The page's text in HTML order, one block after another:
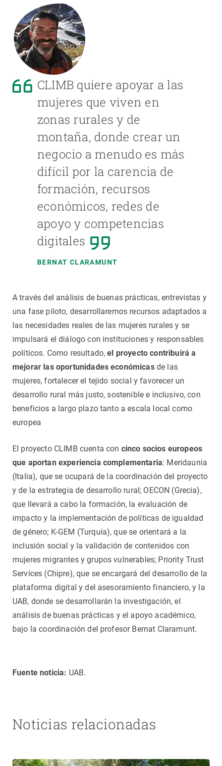
CLIMB quiere apoyar a las
mujeres que viven en
zonas rurales y de
montaña, donde crear un
negocio a menudo es más
difícil por la carencia de
formación, recursos
económicos, redes de
apoyo y competencias
digitales
BERNAT CLARAMUNT
A través del análisis de buenas prácticas, entrevistas y
una fase piloto, desarrollaremos recursos adaptados a
las necesidades reales de las mujeres rurales y se
impulsará el diálogo con instituciones y responsables
políticos. Como resultado,el proyecto contribuirá a
mejorar las oportunidades económicas de las
mujeres, fortalecer el tejido social y favorecer un
desarrollo rural más justo, sostenible e inclusivo, con
beneficios a largo plazo tanto a escala local como
europea
El proyecto CLIMB cuenta con cinco socios europeos
que aportan experiencia complementaria: Meridaunia
(Italia), que se ocupará de la coordinación del proyecto
y de la estrategia de desarrollo rural; OECON (Grecia),
que llevará a cabo la formación, la evaluación de
impacto y la implementación de políticas de igualdad
de género; K-GEM (Turquía), que se orientará a la
inclusión social y la validación de contenidos con
mujeres migrantes y grupos vulnerables; Priority Trust
Services (Chipre), que se encargará del desarrollo de la
plataforma digital y del asesoramiento financiero, y la
UAB, donde se desarrollarán la investigación, el
análisis de buenas prácticas y el apoyo académico,
bajo la coordinación del profesor Bernat Claramunt.
Fuente noticia: UAB.
Noticias relacionadas